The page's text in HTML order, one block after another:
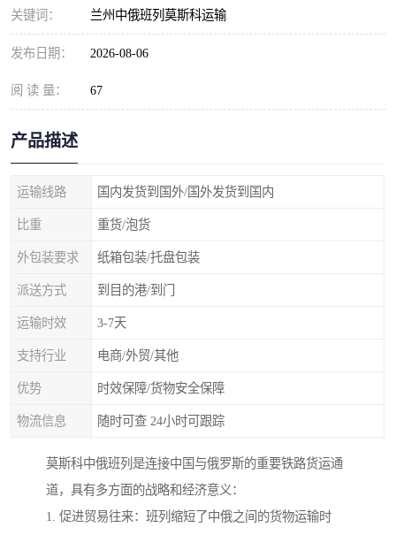
关键词： 兰州中俄班列莫斯科运输
发布日期： 2026-08-06
阅 读 量： 67
产品描述
运输线路 国内发货到国外/国外发货到国内
比重 重货/泡货
外包装要求 纸箱包装/托盘包装
派送方式 到目的港/到门
运输时效 3-7天
支持行业 电商/外贸/其他
优势 时效保障/货物安全保障
物流信息 随时可查 24小时可跟踪
莫斯科中俄班列是连接中国与俄罗斯的重要铁路货运通
道，具有多方面的战略和经济意义：
1. 促进贸易往来：班列缩短了中俄之间的货物运输时